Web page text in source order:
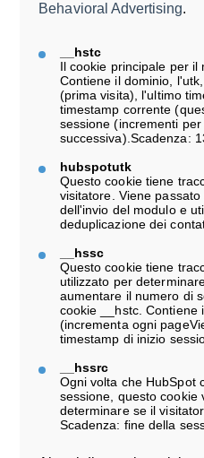
Behavioral Advertising.
__hstc
Il cookie principale per il
Contiene il dominio,
(prima visita), l'ultimo
timestamp corrente
sessione (incrementi
successiva). Scadenza:
hubspotutk
Questo cookie tiene
visitatore. Viene
dell'invio del modulo e
deduplicazione dei
__hssc
Questo cookie tiene
utilizzato per
aumentare il numero di
cookie __hstc. Contiene
(incrementa ogni
timestamp di inizio
__hssrc
Ogni volta che HubSpot
sessione, questo cookie
determinare se il
Scadenza: fine della